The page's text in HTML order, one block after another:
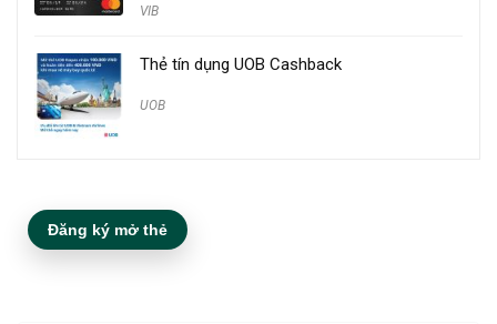
VIB
Thẻ tín dụng UOB Cashback
UOB
Đăng ký mở thẻ